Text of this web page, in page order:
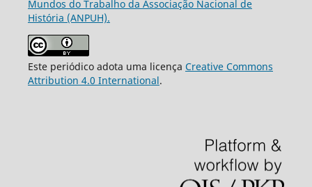
Mundos do Trabalho da Associação Nacional de
História (ANPUH).
Este periódico adota uma licença Creative Commons
Attribution 4.0 International.